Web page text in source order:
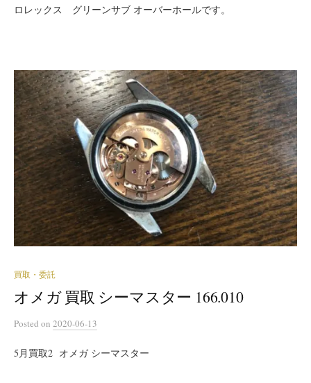
ロレックス グリーンサブ オーバーホールです。
買取・委託
オメガ 買取 シーマスター 166.010
Posted on 2020-06-13
5月買取2 オメガ シーマスター